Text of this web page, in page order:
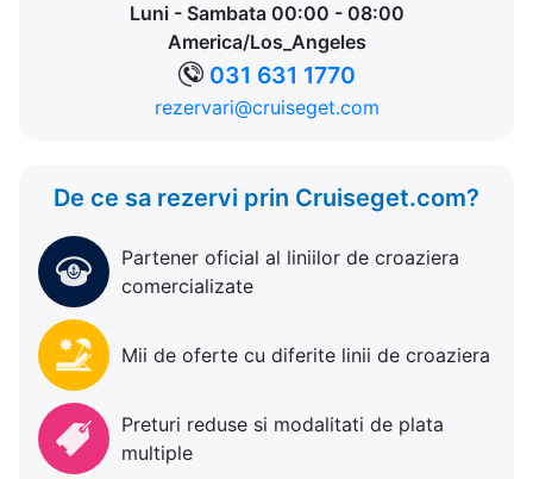
Luni - Sambata 00:00 - 08:00
America/Los_Angeles
031 631 1770
rezervari@cruiseget.com
De ce sa rezervi prin Cruiseget.com?
Partener oficial al liniilor de croaziera
comercializate
Mii de oferte cu diferite linii de croaziera
Preturi reduse si modalitati de plata
multiple